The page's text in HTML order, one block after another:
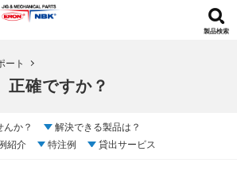
製品検索
ート
正確ですか？
んか？
解決できる製品は？
紹介 特注例 貸出サービス